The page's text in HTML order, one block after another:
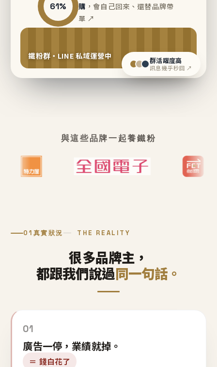
61%
購 ，會自己回來、還替品牌帶
單 ↗
鐵粉群・LINE 私域運營中 群活躍度高
訊息幾乎秒回 ↗
與這些品牌一起養鐵粉
01 真實狀況 THE REALITY
很多品牌主，
都跟我們說過同一句話。
01
廣告一停，業績就掉。
＝ 錢白花了